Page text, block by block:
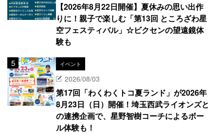
【2026年8月22日開催】夏休みの思い出作
りに！親子で楽しむ「第13回 ところざわ星
空フェスティバル」☆ビクセンの望遠鏡体
験も
イベント
2026/08/03
第17回「わくわくトコ夏ランド」が2026年
8月23日（日）開催！埼玉西武ライオンズと
の連携企画で、星野智樹コーチによるボー
ル体験も！